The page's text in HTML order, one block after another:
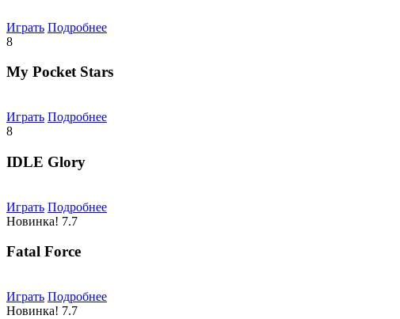
Играть Подробнее
8
My Pocket Stars
Играть Подробнее
8
IDLE Glory
Играть Подробнее
Новинка! 7.7
Fatal Force
Играть Подробнее
Новинка! 7.7